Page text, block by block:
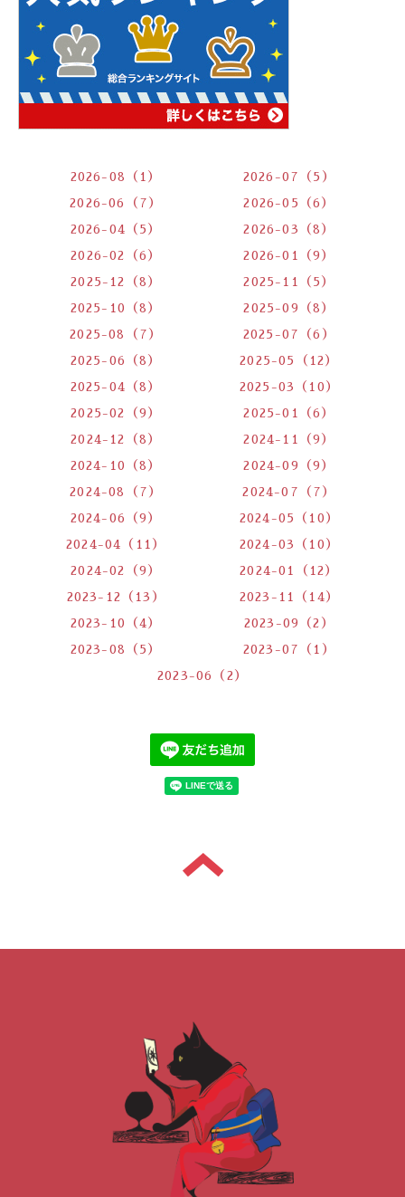
2026-08（1） 2026-07（5）
2026-06（7） 2026-05（6）
2026-04（5） 2026-03（8）
2026-02（6） 2026-01（9）
2025-12（8） 2025-11（5）
2025-10（8） 2025-09（8）
2025-08（7） 2025-07（6）
2025-06（8） 2025-05（12）
2025-04（8） 2025-03（10）
2025-02（9） 2025-01（6）
2024-12（8） 2024-11（9）
2024-10（8） 2024-09（9）
2024-08（7） 2024-07（7）
2024-06（9） 2024-05（10）
2024-04（11） 2024-03（10）
2024-02（9） 2024-01（12）
2023-12（13） 2023-11（14）
2023-10（4） 2023-09（2）
2023-08（5） 2023-07（1）
2023-06（2）